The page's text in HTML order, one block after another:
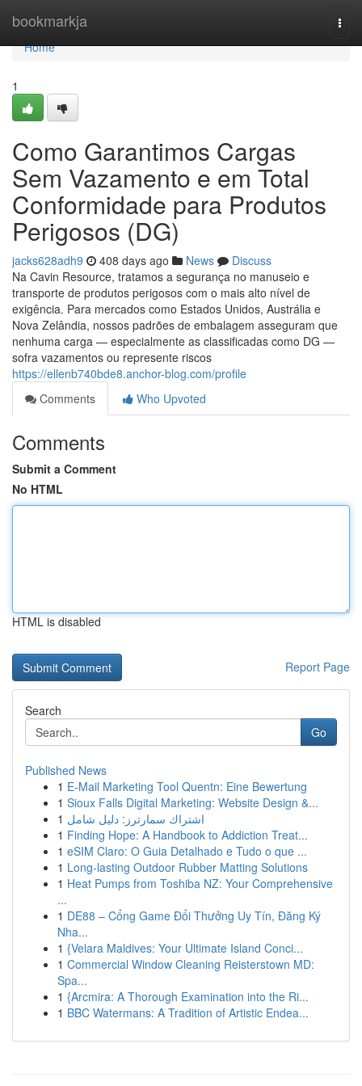
bookmarkja
Home
Home
1
Como Garantimos Cargas
Sem Vazamento e em Total
Conformidade para Produtos
Perigosos (DG)
jacks628adh9 408 days ago News
Discuss
Na Cavin Resource, tratamos a segurança no manuseio e
transporte de produtos perigosos com o mais alto nível de
exigência. Para mercados como Estados Unidos, Austrália e
Nova Zelândia, nossos padrões de embalagem asseguram que
nenhuma carga — especialmente as classificadas como DG —
sofra vazamentos ou represente riscos
https://ellenb740bde8.anchor-blog.com/profile
Comments
Who Upvoted
Comments
Submit a Comment
No HTML
HTML is disabled
Report Page
Search
Go
Published News
1 E-Mail Marketing Tool Quentn: Eine Bewertung
1 Sioux Falls Digital Marketing: Website Design &...
1 اشتراك سمارترز: دليل شامل
1 Finding Hope: A Handbook to Addiction Treat...
1 eSIM Claro: O Guia Detalhado e Tudo o que ...
1 Long-lasting Outdoor Rubber Matting Solutions
1 Heat Pumps from Toshiba NZ: Your Comprehensive
...
1 DE88 – Cổng Game Đổi Thưởng Uy Tín, Đăng Ký
Nha...
1 {Velara Maldives: Your Ultimate Island Conci...
1 Commercial Window Cleaning Reisterstown MD:
Spa...
1 {Arcmira: A Thorough Examination into the Ri...
1 BBC Watermans: A Tradition of Artistic Endea...